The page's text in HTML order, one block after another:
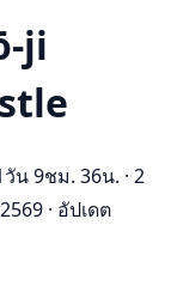
ji
วัน 9ชม. 36น. · 2
· อัปเดต